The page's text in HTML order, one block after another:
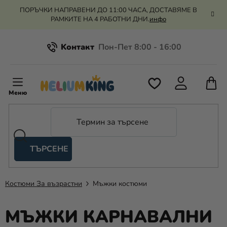
Преминаване
ПОРЪЧКИ НАПРАВЕНИ ДО 11:00 ЧАСА, ДОСТАВЯМЕ В
РАМКИТЕ НА 4 РАБОТНИ ДНИ.инфо
Kонтакт
Всичко за пазаруването
Оценка на магазина
ТЪРСЕНЕ
и
балони
Парти
Костюми За възрастни Мъжки костюми
МЪЖКИ КАРНАВАЛНИ